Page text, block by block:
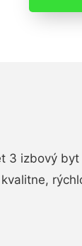
3 izbový byt